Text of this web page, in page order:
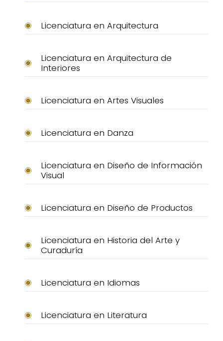
Licenciatura en Arquitectura
Licenciatura en Arquitectura de
Interiores
Licenciatura en Artes Visuales
Licenciatura en Danza
Licenciatura en Diseño de Información
Visual
Licenciatura en Diseño de Productos
Licenciatura en Historia del Arte y
Curaduría
Licenciatura en Idiomas
Licenciatura en Literatura